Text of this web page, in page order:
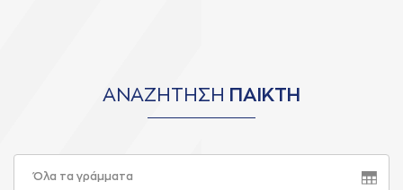
ΑΝΑΖΗΤΗΣΗ ΠΑΙΚΤΗ
Όλα τα γράμματα